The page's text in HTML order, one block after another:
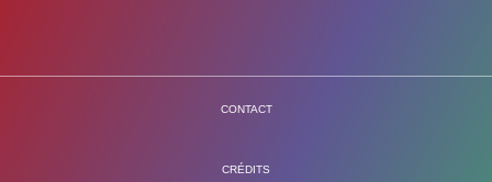
CONTACT
CRÉDITS